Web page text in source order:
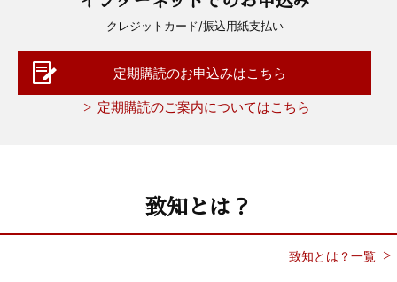
クレジットカード/振込用紙支払い
定期購読のお申込みはこちら
定期購読のご案内についてはこちら
致知とは？
致知とは？一覧